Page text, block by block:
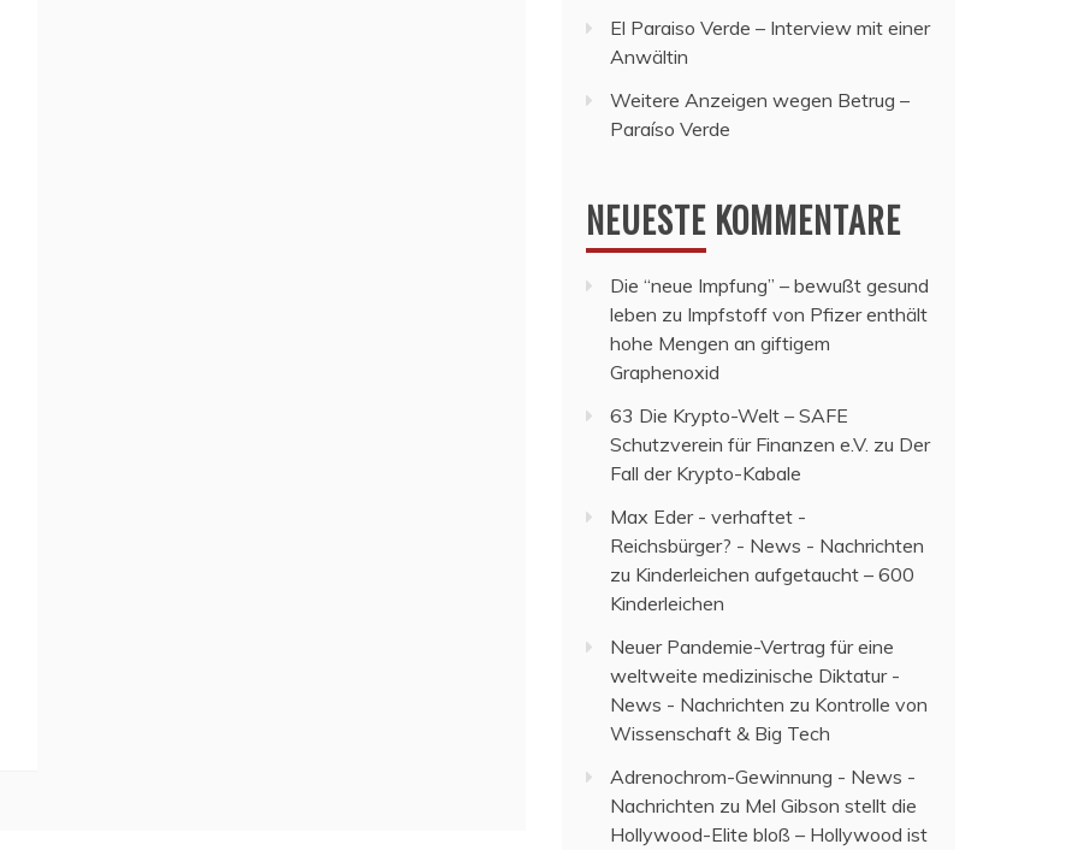
El Paraiso Verde – Interview mit einer
Anwältin
Weitere Anzeigen wegen Betrug –
Paraíso Verde
NEUESTE KOMMENTARE
Die “neue Impfung” – bewußt gesund
leben zu Impfstoff von Pfizer enthält
hohe Mengen an giftigem
Graphenoxid
63 Die Krypto-Welt – SAFE
Schutzverein für Finanzen e.V. zu Der
Fall der Krypto-Kabale
Max Eder - verhaftet -
Reichsbürger? - News - Nachrichten
zu Kinderleichen aufgetaucht – 600
Kinderleichen
Neuer Pandemie-Vertrag für eine
weltweite medizinische Diktatur -
News - Nachrichten zu Kontrolle von
Wissenschaft & Big Tech
Adrenochrom-Gewinnung - News -
Nachrichten zu Mel Gibson stellt die
Hollywood-Elite bloß – Hollywood ist